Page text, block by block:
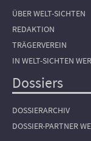
ÜBER WELT-SICHTEN
REDAKTION
TRÄGERVEREIN
IN WELT-SICHTEN
Dossiers
DOSSIERARCHIV
DOSSIER-PARTNER